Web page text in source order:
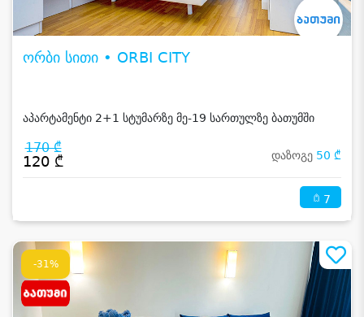
ორბი სითი • ORBI CITY
აპარტამენტი 2+1 სტუმარზე მე-19 სართულზე ბათუმში
170 ₾
120 ₾ დაზოგე 50 ₾
7
-31%